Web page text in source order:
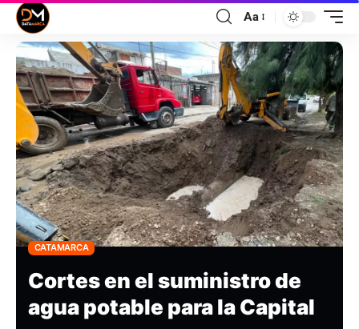
Aa
CATAMARCA
Cortes en el suministro de
agua potable para la Capital